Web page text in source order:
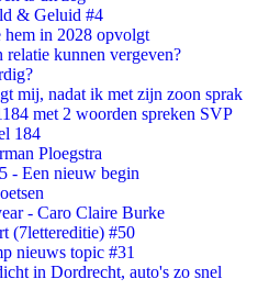
& Geluid #4
in 2028 opvolgt
relatie kunnen vergeven?
mij, nadat ik met zijn zoon sprak
met 2 woorden spreken SVP
184
Ploegstra
- Een nieuw begin
- Caro Claire Burke
(7lettereditie) #50
nieuws topic #31
in Dordrecht, auto's zo snel